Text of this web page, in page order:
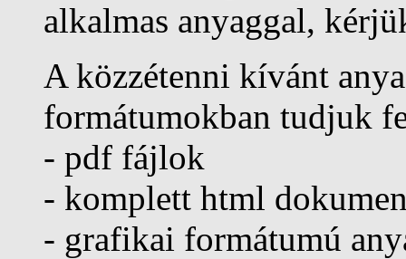
alkalmas anyaggal,
A közzétenni kívánt
formátumokban tudjuk
- pdf fájlok
- komplett html
- grafikai formátumú